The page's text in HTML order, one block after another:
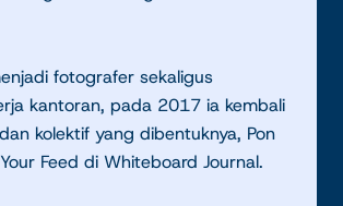
fotografer sekaligus
kantoran, pada 2017 ia kembali
kolektif yang dibentuknya, Pon
Feed di Whiteboard Journal.